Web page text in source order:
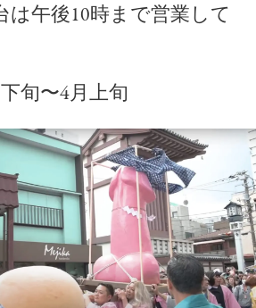
は午後10時まで営業して
旬〜4月上旬